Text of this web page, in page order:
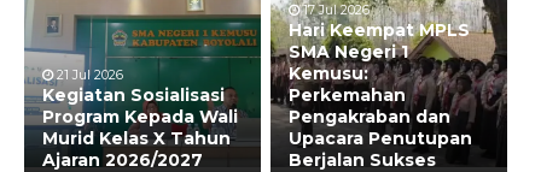
21 Jul 2026
Kegiatan Sosialisasi
Program Kepada Wali
Murid Kelas X Tahun
Ajaran 2026/2027
17 Jul 2026
Hari Keempat MPLS
SMA Negeri 1
Kemusu:
Perkemahan
Pengakraban dan
Upacara Penutupan
Berjalan Sukses